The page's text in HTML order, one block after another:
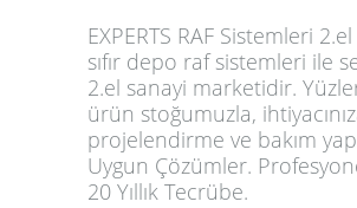
EXPERTS RAF Sistemleri
sıfır depo raf sistemleri ile
2.el sanayi marketidir.
ürün stoğumuzla,
projelendirme ve bakım
Uygun Çözümler.
20 Yıllık Tecrübe.